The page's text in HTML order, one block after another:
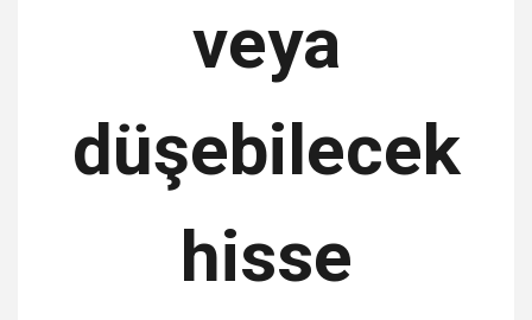
veya
düşebilecek
hisse